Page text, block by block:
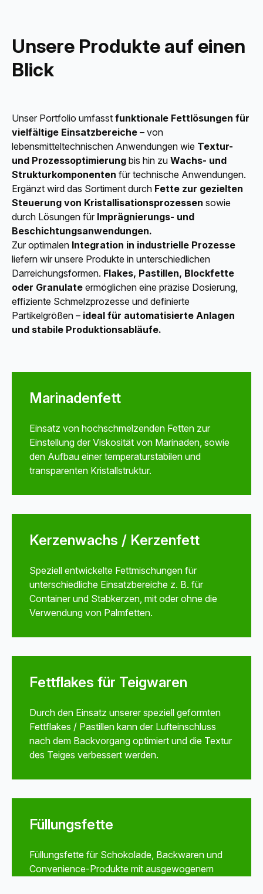
Unsere Produkte auf einen
Blick
Unser Portfolio umfasst funktionale Fettlösungen für
vielfältige Einsatzbereiche – von
lebensmitteltechnischen Anwendungen wie Textur-
und Prozessoptimierung bis hin zu Wachs- und
Strukturkomponenten für technische Anwendungen.
Ergänzt wird das Sortiment durch Fette zur gezielten
Steuerung von Kristallisationsprozessen sowie
durch Lösungen für Imprägnierungs- und
Beschichtungsanwendungen.
Zur optimalen Integration in industrielle Prozesse
liefern wir unsere Produkte in unterschiedlichen
Darreichungsformen. Flakes, Pastillen, Blockfette
oder Granulate ermöglichen eine präzise Dosierung,
effiziente Schmelzprozesse und definierte
Partikelgrößen – ideal für automatisierte Anlagen
und stabile Produktionsabläufe.
Marinadenfett
Einsatz von hochschmelzenden Fetten zur
Einstellung der Viskosität von Marinaden, sowie
den Aufbau einer temperaturstabilen und
transparenten Kristallstruktur.
Kerzenwachs / Kerzenfett
Speziell entwickelte Fettmischungen für
unterschiedliche Einsatzbereiche z. B. für
Container und Stabkerzen, mit oder ohne die
Verwendung von Palmfetten.
Fettflakes für Teigwaren
Durch den Einsatz unserer speziell geformten
Fettflakes / Pastillen kann der Lufteinschluss
nach dem Backvorgang optimiert und die Textur
des Teiges verbessert werden.
Füllungsfette
Füllungsfette für Schokolade, Backwaren und
Convenience-Produkte mit ausgewogenem